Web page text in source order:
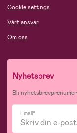
Cookie settings
Vårt ansvar
Om oss
Nyhetsbrev
Bli
Email*